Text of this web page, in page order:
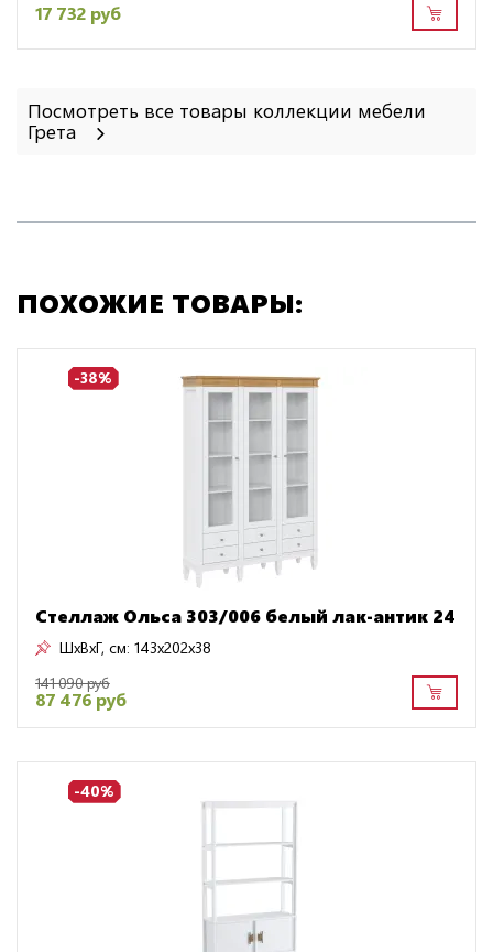
17 732 руб
Посмотреть все товары коллекции мебели
Грета
ПОХОЖИЕ ТОВАРЫ:
-38%
Стеллаж Ольса 303/006 белый лак-антик 24
ШxВxГ, см: 143x202x38
141 090 руб
87 476 руб
-40%